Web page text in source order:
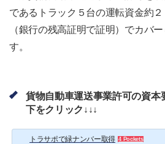
であるトラック５台の運転資金約
（銀行の残高証明で証明）でカバ
す。
貨物自動車運送事業許可の資本
下をクリック↓↓↓
トラサポで緑ナンバー取得 4 Pockets